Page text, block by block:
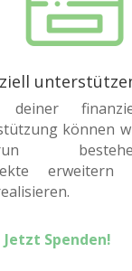
deiner
können
erweitern
Jetzt Spenden!